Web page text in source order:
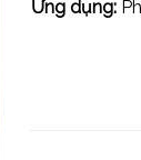
Ứng dụng: